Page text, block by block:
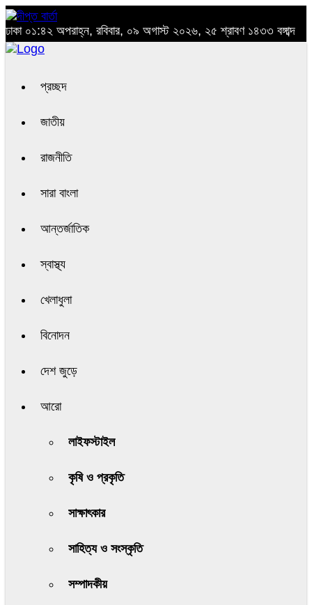
ঢাকা ০১:৪২ অপরাহ্ন, রবিবার, ০৯ অগাস্ট ২০২৬, ২৫ শ্রাবণ ১৪৩৩ বঙ্গাব্দ
প্রচ্ছদ
জাতীয়
রাজনীতি
সারা বাংলা
আন্তর্জাতিক
স্বাস্থ্য
খেলাধুলা
বিনোদন
দেশ জুড়ে
আরো
লাইফস্টাইল
কৃষি ও প্রকৃতি
সাক্ষাৎকার
সাহিত্য ও সংস্কৃতি
সম্পাদকীয়